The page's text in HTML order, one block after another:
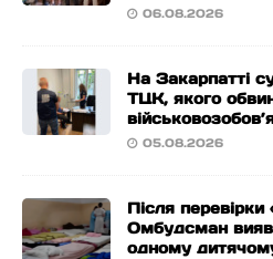
06.08.2026
На Закарпатті
ТЦК, якого
05.08.2026
Після перевірки
Омбудсман
одному